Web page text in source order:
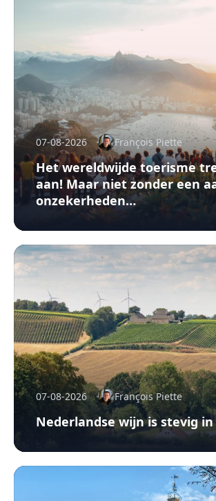
07-08-2026 François Piette
Het wereldwijde toerisme
aan! Maar niet zonder een
onzekerheden…
07-08-2026 François Piette
Nederlandse wijn is stevig